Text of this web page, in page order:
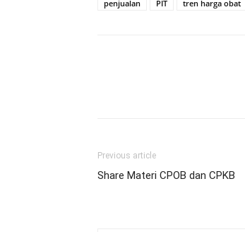
penjualan
PIT tren harga obat
Previous article
Share Materi CPOB dan CPKB